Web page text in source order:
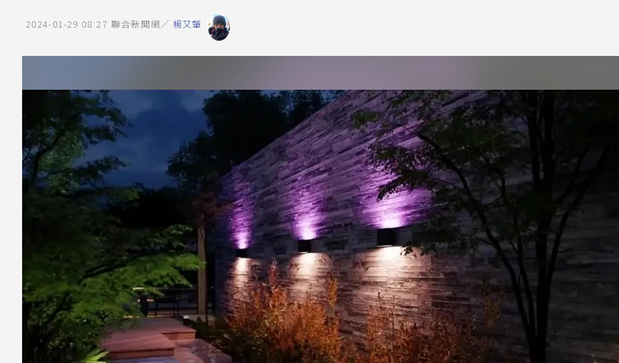
2024-01-29 08:27 聯合新聞網／ 楊又肇